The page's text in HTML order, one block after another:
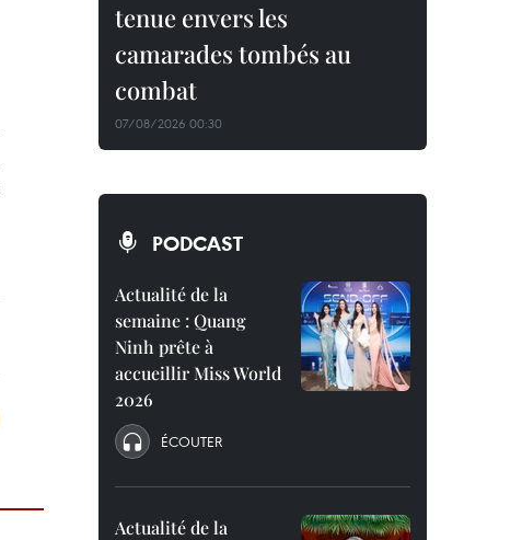
tenue envers les
camarades tombés au
combat
07/08/2026 00:30
PODCAST
Actualité de la
semaine : Quang
Ninh prête à
accueillir Miss World
2026
ÉCOUTER
Actualité de la